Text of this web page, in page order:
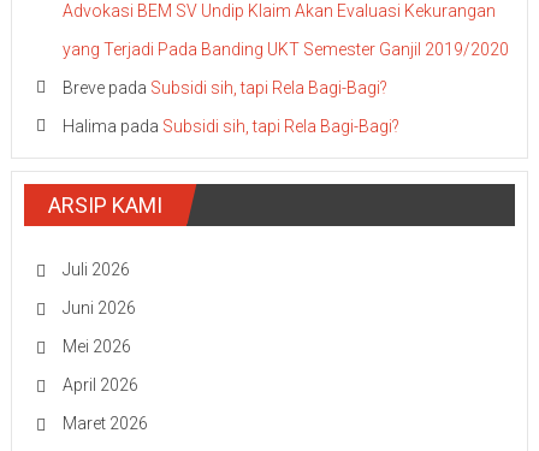
Advokasi BEM SV Undip Klaim Akan Evaluasi Kekurangan
yang Terjadi Pada Banding UKT Semester Ganjil 2019/2020
Brevepada Subsidi sih, tapi Rela Bagi-Bagi?
Halima pada Subsidi sih, tapi Rela Bagi-Bagi?
ARSIP KAMI
Juli 2026
Juni 2026
Mei 2026
April 2026
Maret 2026